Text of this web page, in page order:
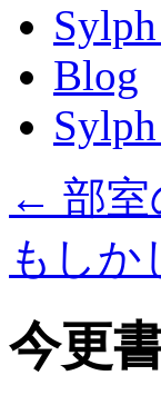
Blog
← 部
もし
今更